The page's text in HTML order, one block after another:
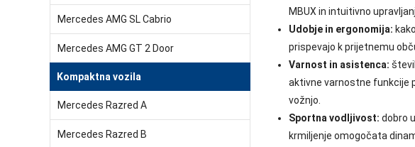
Mercedes AMG SL Cabrio
Mercedes AMG GT 2 Door
Kompaktna vozila
Mercedes Razred A
Mercedes Razred B
MBUX in intuitivno
Udobje in ergonomija:
prispevajo k prijetnemu
Varnost in asistenca:
aktivne varnostne funkcije
vožnjo.
Sportna vodljivost: dobro
krmiljenje omogočata